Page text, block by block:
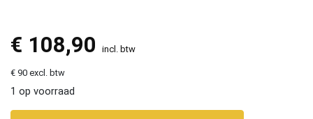
€ 108,90 incl. btw
€ 90 excl. btw
1 op voorraad